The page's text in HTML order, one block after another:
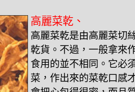
高麗菜乾、
高麗菜乾是由高麗菜切
乾貨。不過，一般拿來
食用的並不相同。它必
菜，作出來的菜乾口感